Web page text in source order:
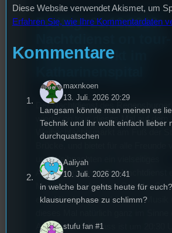
Freitag- 21.12.2018:
Adventsmarkt im
Der Nachtdienst des
wieder on tour, dieses Mal auf dem
Weihnchtachtsmarkt am Fuß der
und Weihnachten ein vielseitiges
Abendprogramm. Der Nachtdienst
Monate verschiedene Orte der
eine Mischung aus Literatur, Musik
Adventszeit. Einlass ist um 20:30
Diese Website verwendet Akismet, um
Erfahren Sie, wie Ihre Kommentardaten
Kommentare
maxnkoen
13. Juli. 2026 20:29
Langsam könnte man meinen es
Technik und ihr wollt einfach lieber
durchquatschen
Aaliyah
10. Juli. 2026 20:41
in welche bar gehts heute für
klausurenphase zu schlimm?
stufu fan #1